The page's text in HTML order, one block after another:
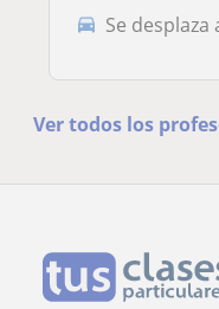
Se
Ver todos los